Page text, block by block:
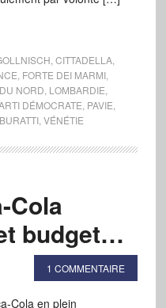
CITTADELLA,
FORTE DEI MARMI,
NORD LOMBARDIE
DÉMOCRATE PAVIE
, VÉNÉTIE
Cola
budget…
1 COMMENTAIRE
Cola en plein